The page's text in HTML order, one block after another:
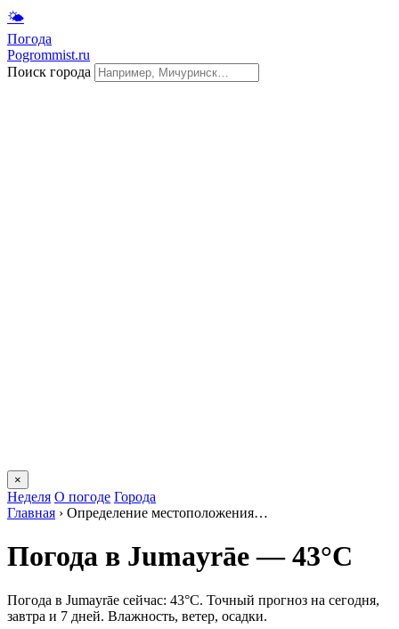
🌤
Погода
Pogrommist.ru
Поиск города
×
Неделя О погоде Города
Главная › Определение местоположения…
Погода в Jumayrāе — 43°C
Погода в Jumayrāе сейчас: 43°C. Точный прогноз на сегодня,
завтра и 7 дней. Влажность, ветер, осадки.